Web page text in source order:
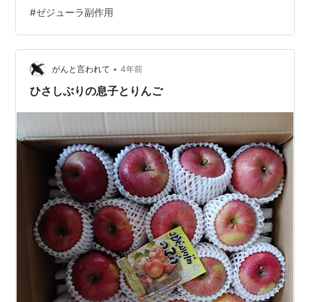
てくれるといいんだけど まずは診察・・・総合診断部へ
一通りの今までの事、 現在の卵巣がんの治療状況を話
す。 そして健康診断の結果を見て 先生は 薬はどうです
か？と これ以上薬を定期的に飲むのはちょっとと思って
いましたが コレステロールを下げる薬ができてから心筋
梗塞などの患者さんが減…
#ゼジューラ副作用
がんと言われて • 4年前
ひさしぶりの息子とりんご